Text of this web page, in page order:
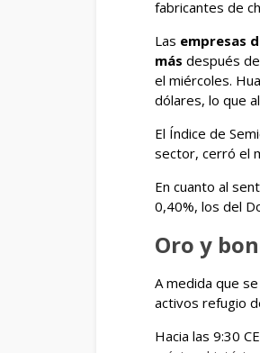
fabricantes de
Las empresas
más después
el miércoles.
dólares, lo que
El Índice de
sector, cerró el
En cuanto al
0,40%, los del
Oro y
A medida que
activos refugio
Hacia las 9:30